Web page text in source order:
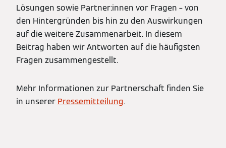
Lösungen sowie Partner:innen vor Fragen – von
den Hintergründen bis hin zu den Auswirkungen
auf die weitere Zusammenarbeit. In diesem
Beitrag haben wir Antworten auf die häufigsten
Fragen zusammengestellt.
Mehr Informationen zur Partnerschaft finden Sie
in unserer Pressemitteilung.